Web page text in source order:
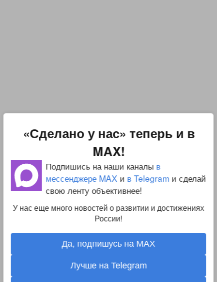
«Сделано у нас» теперь и в
MAX!
Подпишись на наши каналы в
мессенджере MAX и в Telegram и сделай
свою ленту объективнее!
У нас еще много новостей о развитии и достижениях
России!
Да, подпишусь на MAX
Лучше на Telegram